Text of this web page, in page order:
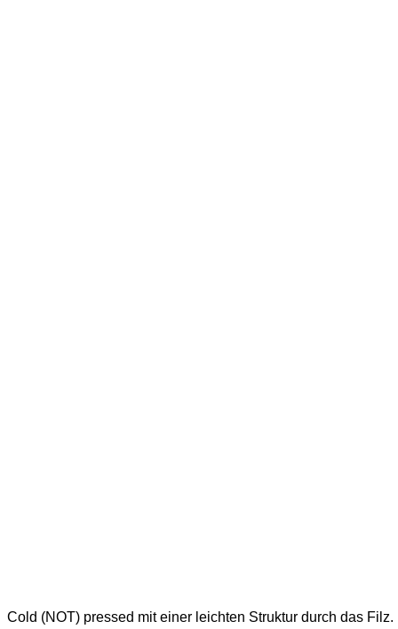
Cold (NOT) pressed mit einer leichten Struktur durch das Filz.